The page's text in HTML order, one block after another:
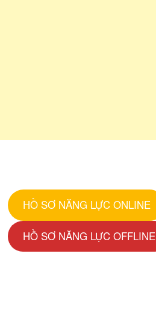
HỒ SƠ NĂNG LỰC ONLINE
HỒ SƠ NĂNG LỰC OFFLINE